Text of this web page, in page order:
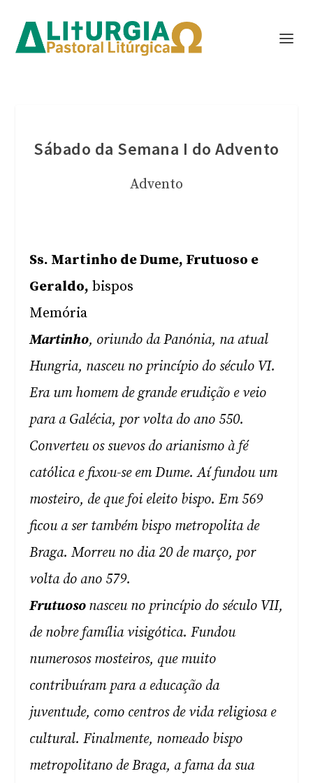
Sábado da Semana I do Advento
Advento
Ss. Martinho de Dume, Frutuoso e
Geraldo, bispos
Memória
Martinho, oriundo da Panónia, na atual
Hungria, nasceu no princípio do século VI.
Era um homem de grande erudição e veio
para a Galécia, por volta do ano 550.
Converteu os suevos do arianismo à fé
católica e fixou-se em Dume. Aí fundou um
mosteiro, de que foi eleito bispo. Em 569
ficou a ser também bispo metropolita de
Braga. Morreu no dia 20 de março, por
volta do ano 579.
Frutuoso nasceu no princípio do século VII,
de nobre família visigótica. Fundou
numerosos mosteiros, que muito
contribuíram para a educação da
juventude, como centros de vida religiosa e
cultural. Finalmente, nomeado bispo
metropolitano de Braga, a fama da sua